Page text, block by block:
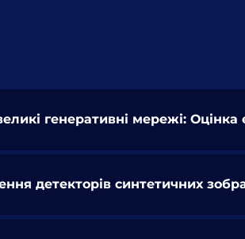
генеративні мережі:
детекторів синтетичних